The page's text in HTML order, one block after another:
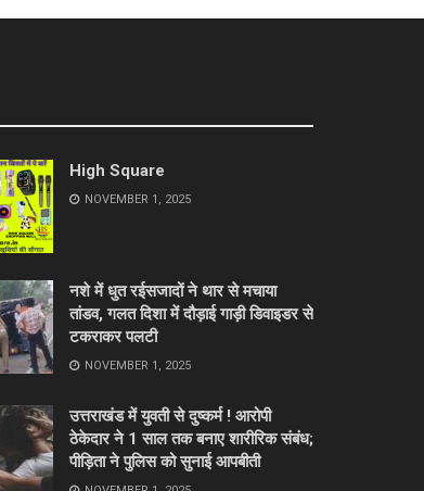
High Square
NOVEMBER 1, 2025
नशे में धुत रईसजादों ने थार से मचाया
तांडव, गलत दिशा में दौड़ाई गाड़ी डिवाइडर से
टकराकर पलटी
NOVEMBER 1, 2025
उत्तराखंड में युवती से दुष्कर्म ! आरोपी
ठेकेदार ने 1 साल तक बनाए शारीरिक संबंध;
पीड़िता ने पुलिस को सुनाई आपबीती